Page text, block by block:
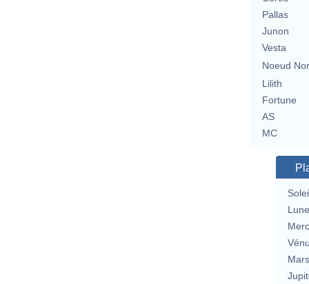
Pallas
Junon
Vesta
Noeud
Lilith
Fortune
AS
MC
Lune
Mars